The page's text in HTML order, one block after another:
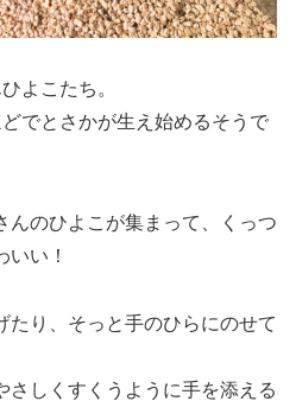
よこたち。
でとさかが生え始めるそうで
んのひよこが集まって、くっつ
いい！
たり、そっと手のひらにのせて
さしくすくうように手を添える